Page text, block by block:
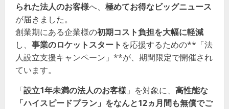
られた法人のお客様へ、 極めてお得なビッグニュース
が届きました。
創業期にある企業様の初期コスト負担を大幅に軽減
し、 事業のロケットスタート を応援するための**「法
人設立支援キャンペーン」**が、期間限定で開催され
ています。
「設立1年未満の法人のお客様 」を対象に、 高性能な
「ハイスピードプラン」をなんと12ヵ月間も無償でご